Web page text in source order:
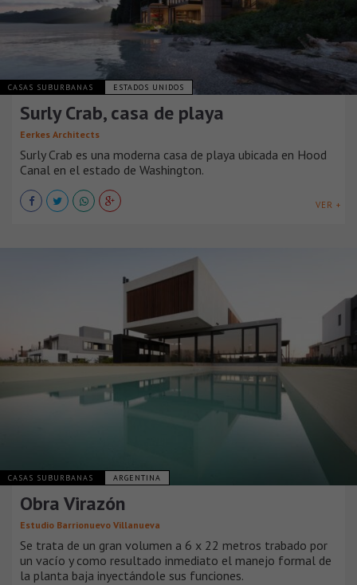
CASAS SUBURBANAS ESTADOS UNIDOS
Surly Crab, casa de playa
Eerkes Architects
Surly Crab es una moderna casa de playa ubicada en Hood
Canal en el estado de Washington.
VER +
CASAS SUBURBANAS ARGENTINA
Obra Virazón
Estudio Barrionuevo Villanueva
Se trata de un gran volumen a 6 x 22 metros trabado por
un vacío y como resultado inmediato el manejo formal de
la planta baja inyectándole sus funciones.